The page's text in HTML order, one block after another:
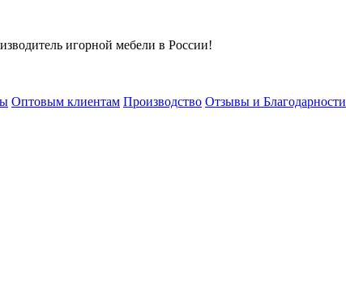
игорной мебели в России!
Оптовым клиентам Производство Отзывы и Благодарности